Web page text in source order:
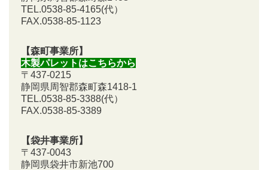
TEL.0538-85-4165(代）
FAX.0538-85-1123
【森町事業所】
木製パレットはこちらから
〒437-0215
静岡県周智郡森町森1418-1
TEL.0538-85-3388(代）
FAX.0538-85-3389
【袋井事業所】
〒437-0043
静岡県袋井市新池700